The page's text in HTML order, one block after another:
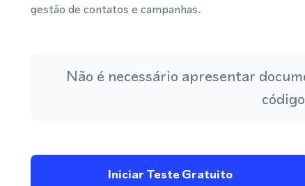
gestão de contatos e campanhas.
Não é necessário apresentar
Iniciar Teste Gratuito